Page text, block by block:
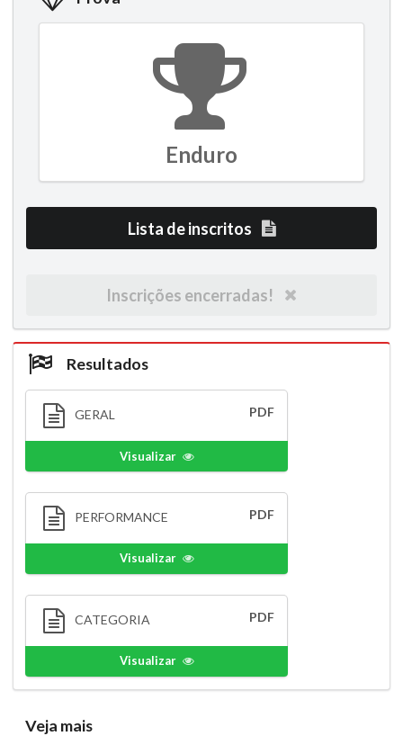
Enduro
Lista de inscritos
Inscrições encerradas!
Resultados
GERAL PDF
Visualizar
PERFORMANCE PDF
Visualizar
CATEGORIA PDF
Visualizar
Veja mais